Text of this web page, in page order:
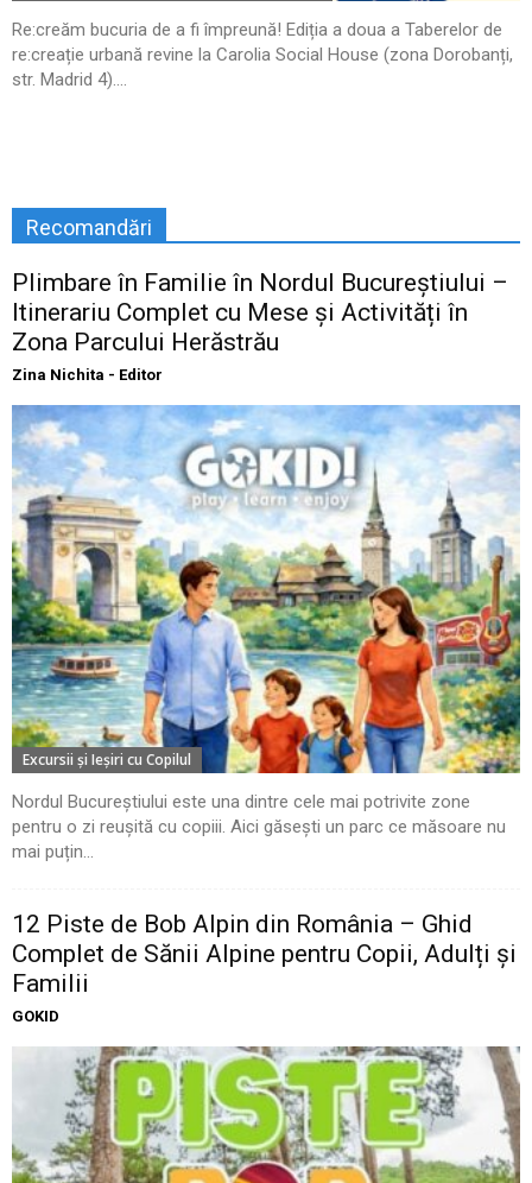
Re:creăm bucuria de a fi împreună! Ediția a doua a Taberelor de
re:creație urbană revine la Carolia Social House (zona Dorobanți,
str. Madrid 4)....
Recomandări
Plimbare în Familie în Nordul Bucureștiului –
Itinerariu Complet cu Mese și Activități în
Zona Parcului Herăstrău
Zina Nichita - Editor
Excursii şi Ieşiri cu Copilul
Nordul Bucureștiului este una dintre cele mai potrivite zone
pentru o zi reușită cu copiii. Aici găsești un parc ce măsoare nu
mai puțin...
12 Piste de Bob Alpin din România – Ghid
Complet de Sănii Alpine pentru Copii, Adulți și
Familii
GOKID